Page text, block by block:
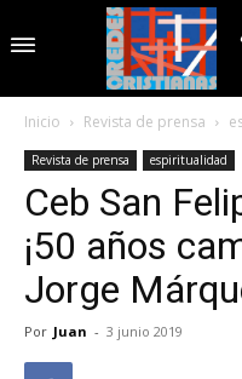
Inicio Revista de prensa
Revista de prensa espiritualidad
Ceb San
¡50 años
Jorge
Por Juan - 3 junio 2019